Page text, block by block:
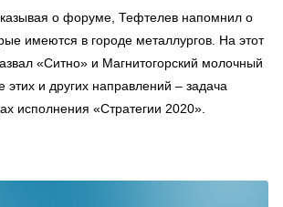
о форуме, Тефтелев напомнил о
имеются в городе металлургов. На этот
«Ситно» и Магнитогорский молочный
этих и других направлений – задача
исполнения «Стратегии 2020».